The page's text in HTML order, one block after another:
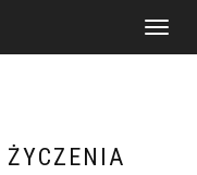
WŁĄCZ
ŻYCZENIA